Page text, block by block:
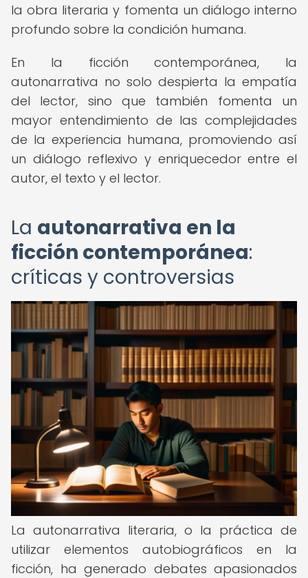
la obra literaria y fomenta un diálogo interno
profundo sobre la condición humana.
En la ficción contemporánea, la
autonarrativa no solo despierta la empatía
del lector, sino que también fomenta un
mayor entendimiento de las complejidades
de la experiencia humana, promoviendo así
un diálogo reflexivo y enriquecedor entre el
autor, el texto y el lector.
La autonarrativa en la
ficción contemporánea:
críticas y controversias
La autonarrativa literaria, o la práctica de
utilizar elementos autobiográficos en la
ficción, ha generado debates apasionados